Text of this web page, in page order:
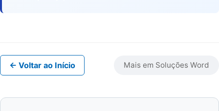
← Voltar ao Início Mais em Soluções Word